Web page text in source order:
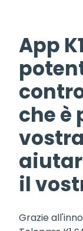
App
che è
il
Grazie